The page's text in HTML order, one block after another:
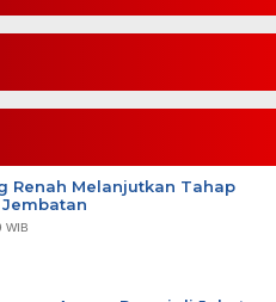
Renah Melanjutkan Tahap
WIB